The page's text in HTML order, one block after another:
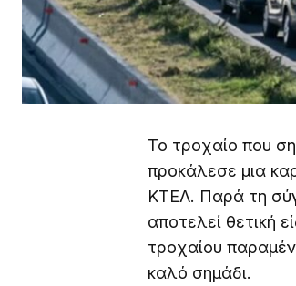
Το τροχαίο που
προκάλεσε μια
ΚΤΕΛ. Παρά τη
αποτελεί θετική
τροχαίου
καλό σημάδι.